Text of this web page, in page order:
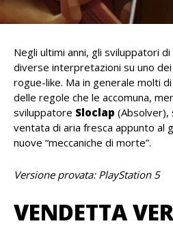
Negli ultimi anni, gli sviluppatori
diverse interpretazioni su uno dei
rogue-like. Ma in generale molti
delle regole che le accomuna,
sviluppatore Sloclap (Absolver),
ventata di aria fresca appunto al
nuove “meccaniche di morte”.
Versione provata: PlayStation 5
VENDETTA